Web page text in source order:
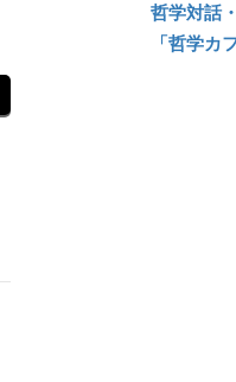
哲学対話
「哲学カ